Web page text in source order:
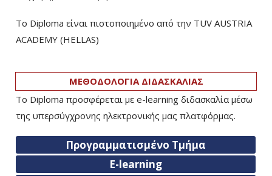
Το Diploma είναι πιστοποιημένο από την TUV AUSTRIA
ACADEMY (HELLAS)­
ΜΕΘΟΔΟΛΟΓΙΑ ΔΙΔΑΣΚΑΛΙΑΣ
Το Diploma προσφέρεται με e-learning διδασκαλία μέσω
της υπερσύγχρονης ηλεκτρονικής μας πλατφόρμας.
Προγραμματισμένο Τμήμα
E-learning